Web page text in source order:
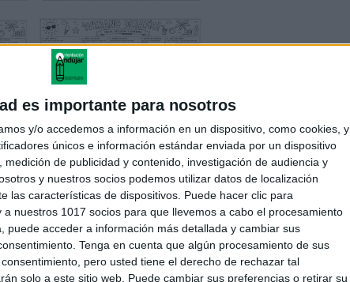
es importante para nosotros
y/o accedemos a información en un dispositivo, como cookies, y
únicos e información estándar enviada por un dispositivo
de publicidad y contenido, investigación de audiencia y
y nuestros socios podemos utilizar datos de localización
las características de dispositivos. Puede hacer clic para
nuestros 1017 socios para que llevemos a cabo el procesamiento
puede acceder a información más detallada y cambiar sus
Tenga en cuenta que algún procesamiento de sus
pero usted tiene el derecho de rechazar tal
solo a este sitio web. Puede cambiar sus preferencias o retirar su